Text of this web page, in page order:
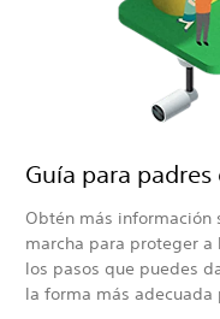
Guía para
Obtén más información
marcha para proteger a
los pasos que puedes
la forma más adecuada